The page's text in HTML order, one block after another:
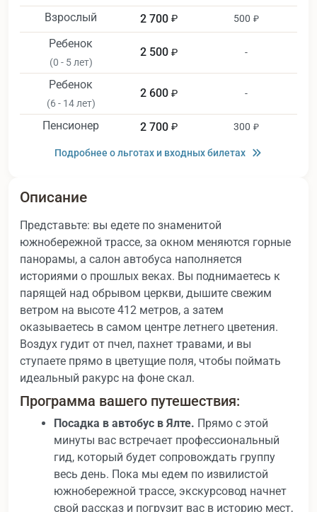
Взрослый 2 700 ₽ 500 ₽
Ребенок
(0 - 5 лет)
2 500 ₽ -
Ребенок
(6 - 14 лет)
2 600 ₽ -
Пенсионер 2 700 ₽ 300 ₽
Подробнее о льготах и входных билетах
Описание
Представьте: вы едете по знаменитой
южнобережной трассе, за окном меняются горные
панорамы, а салон автобуса наполняется
историями о прошлых веках. Вы поднимаетесь к
парящей над обрывом церкви, дышите свежим
ветром на высоте 412 метров, а затем
оказываетесь в самом центре летнего цветения.
Воздух гудит от пчел, пахнет травами, и вы
ступаете прямо в цветущие поля, чтобы поймать
идеальный ракурс на фоне скал.
Программа вашего путешествия:
Посадка в автобус в Ялте. Прямо с этой
минуты вас встречает профессиональный
гид, который будет сопровождать группу
весь день. Пока мы едем по извилистой
южнобережной трассе, экскурсовод начнет
свой рассказ и погрузит вас в историю мест,